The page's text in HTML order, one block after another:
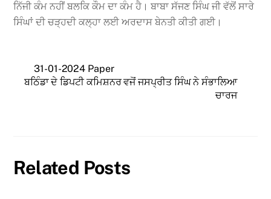
ਨਿੱਜੀ ਕੰਮ ਨਹੀਂ ਬਲਕਿ ਕੌਮ ਦਾ ਕੰਮ ਹੈ। ਬਾਬਾ ਸੱਜਣ ਸਿੰਘ ਜੀ ਵੱਲੋਂ ਸਾਰੇ
ਸਿੰਘਾਂ ਦੀ ਚੜ੍ਹਦੀ ਕਲ੍ਹਾ ਲਈ ਅਰਦਾਸ ਬੇਨਤੀ ਕੀਤੀ ਗਈ।
31-01-2024 Paper
ਬਠਿੰਡਾ ਦੇ ਡਿਪਟੀ ਕਮਿਸ਼ਨਰ ਵਜੋਂ ਜਸਪ੍ਰੀਤ ਸਿੰਘ ਨੇ ਸੰਭਾਲਿਆ
ਚਾਰਜ
Related Posts